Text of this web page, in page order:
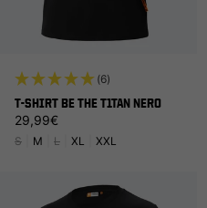
(6)
T-SHIRT BE THE T1TAN NERO
Prezzo di listino
29,99€
S M L XL XXL